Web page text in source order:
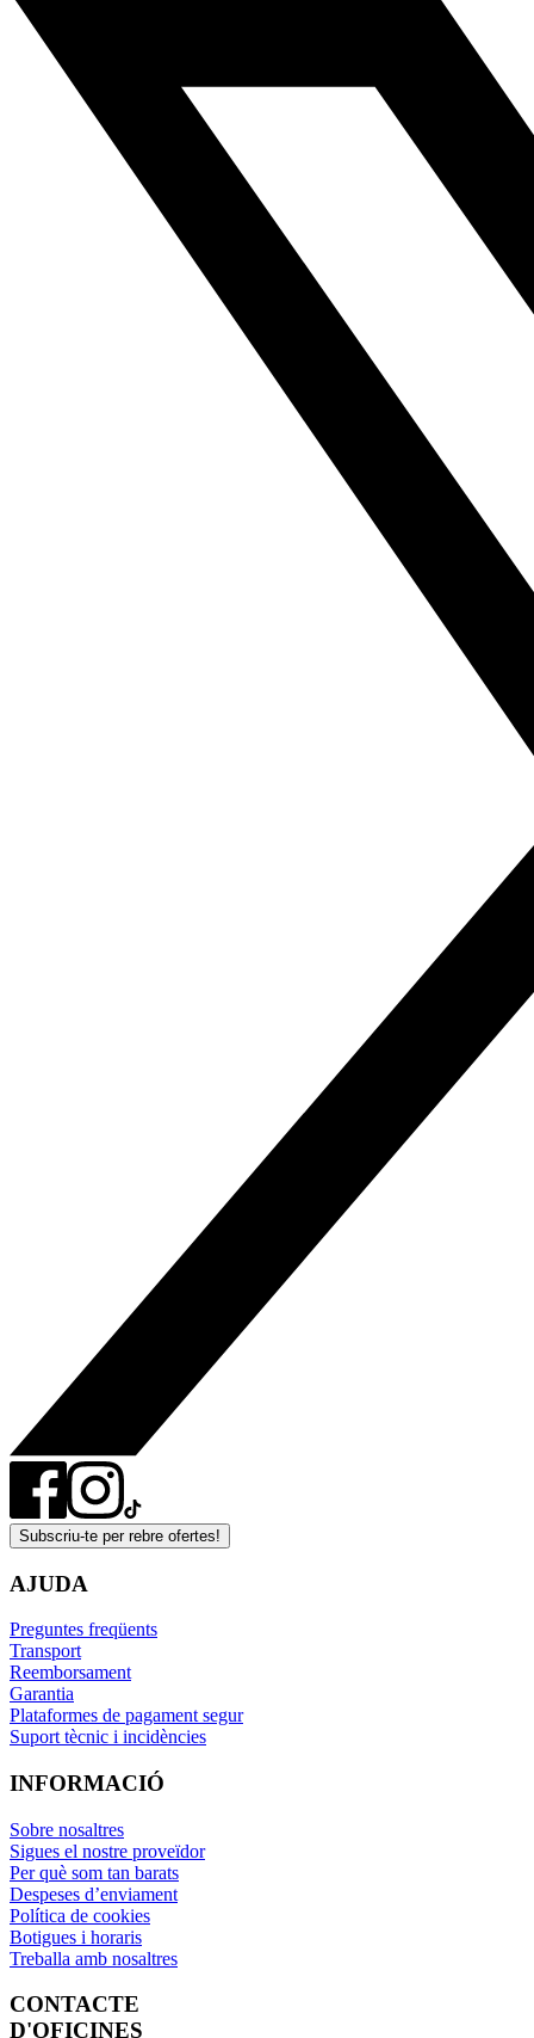
Subscriu-te per rebre ofertes!
AJUDA
Preguntes freqüents
Transport
Reemborsament
Garantia
Plataformes de pagament segur
Suport tècnic i incidències
INFORMACIÓ
Sobre nosaltres
Sigues el nostre proveïdor
Per què som tan barats
Despeses d’enviament
Política de cookies
Botigues i horaris
Treballa amb nosaltres
CONTACTE
D'OFICINES